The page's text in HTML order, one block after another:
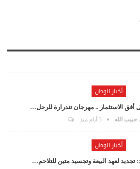
أخبار الوطن
أفق الاستثمار .. مهرجان تندرارة للرحل…
حبيب الله 3 أيام منذ
أخبار الوطن
تجديد لعهد البيعة وتجسيد متين للتلاحم…